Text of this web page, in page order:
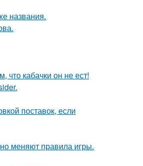
названия.
что кабачки он не ест!
поставок, если
меняют правила игры.